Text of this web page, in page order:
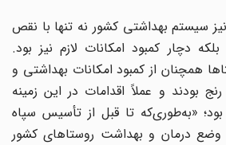
سیستم بهداشتی کشور نه تنها با نقص
دچار کمبود امکانات لازم نیز بود.
همچنان از کمبود امکانات بهداشتی و
بودند و عملاً اقدامات در این زمینه
«به‌طوری‌که تا قبل از تأسیس سپاه
در سال 1343 وضع درمان و بهداشت روستاهای کشور